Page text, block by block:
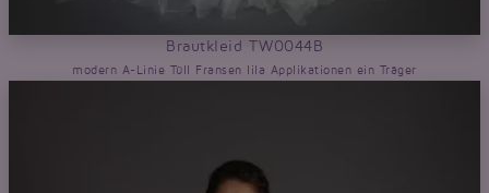
Brautkleid TW0044B
modern A-Linie Tüll Fransen lila Applikationen ein Träger